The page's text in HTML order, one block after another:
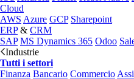
Cloud
AWS Azure GCP Sharepoint
ERP& CRM
SAP MS Dynamics 365 Odoo
Industrie
Tutti i settori
Finanza Bancario Commercio